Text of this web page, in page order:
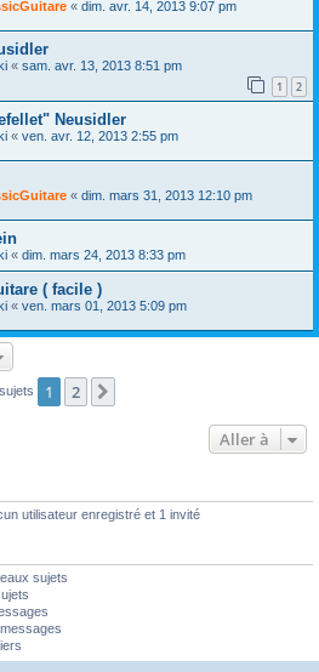
« dim. avr. 14, 2013 9:07 pm
« sam. avr. 13, 2013 8:51 pm
1 2
Neusidler
« ven. avr. 12, 2013 2:55 pm
« dim. mars 31, 2013 12:10 pm
« dim. mars 24, 2013 8:33 pm
( facile )
« ven. mars 01, 2013 5:09 pm
1 2
Aller à
utilisateur enregistré et 1 invité
sujets